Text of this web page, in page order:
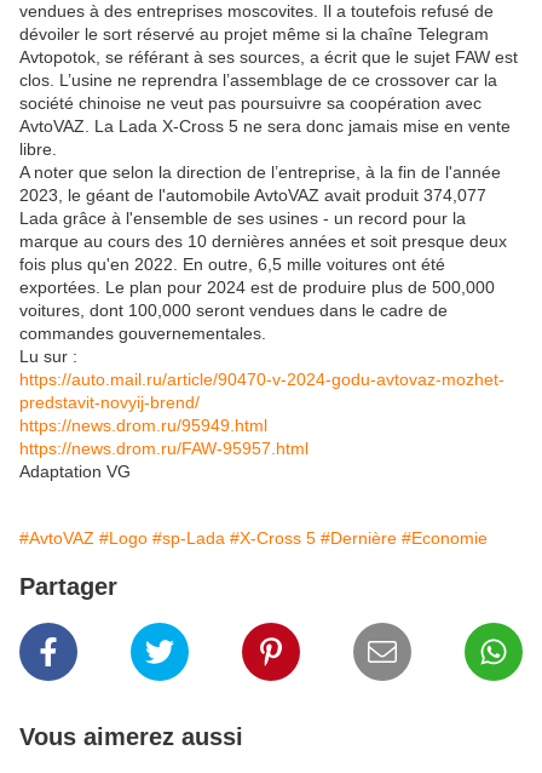
vendues à des entreprises moscovites. Il a toutefois refusé de
dévoiler le sort réservé au projet même si la chaîne Telegram
Avtopotok, se référant à ses sources, a écrit que le sujet FAW est
clos. L’usine ne reprendra l’assemblage de ce crossover car la
société chinoise ne veut pas poursuivre sa coopération avec
AvtoVAZ. La Lada X-Cross 5 ne sera donc jamais mise en vente
libre.
A noter que selon la direction de l’entreprise, à la fin de l'année
2023, le géant de l'automobile AvtoVAZ avait produit 374,077
Lada grâce à l'ensemble de ses usines - un record pour la
marque au cours des 10 dernières années et soit presque deux
fois plus qu'en 2022. En outre, 6,5 mille voitures ont été
exportées. Le plan pour 2024 est de produire plus de 500,000
voitures, dont 100,000 seront vendues dans le cadre de
commandes gouvernementales.
Lu sur :
https://auto.mail.ru/article/90470-v-2024-godu-avtovaz-mozhet-
predstavit-novyij-brend/
https://news.drom.ru/95949.html
https://news.drom.ru/FAW-95957.html
Adaptation VG
#AvtoVAZ #Logo #sp-Lada #X-Cross 5 #Dernière #Economie
Partager
Vous aimerez aussi